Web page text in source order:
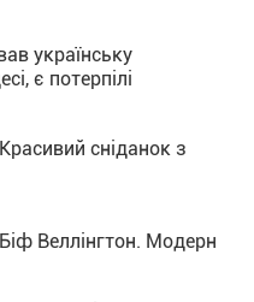
українську
є потерпілі
сніданок з
Веллінгтон. Модерн